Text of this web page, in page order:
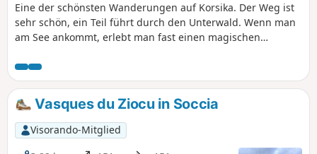
Eine der schönsten Wanderungen auf Korsika. Der Weg ist
sehr schön, ein Teil führt durch den Unterwald. Wenn man
am See ankommt, erlebt man fast einen magischen
wenn man hier meist nicht ganz alleine ist. Hier sollte man
sich am besten im Flüsterton unterhalten. Ein sehr schöner
Ort zum Picknicken.
Vasques du Ziocu in Soccia
Visorando-Mitglied